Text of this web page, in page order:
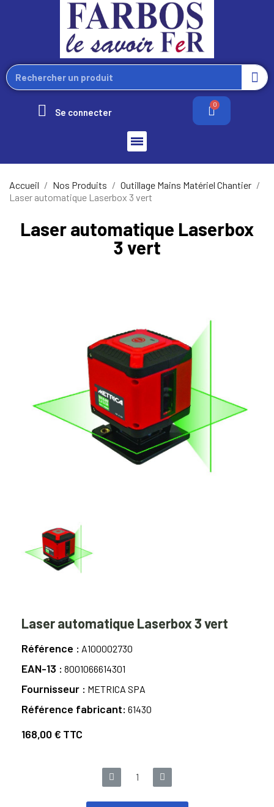
Se connecter
Accueil Nos Produits
Outillage Mains Matériel Chantier
Laser automatique Laserbox 3 vert
Laser automatique Laserbox
3 vert
Laser automatique Laserbox 3 vert
Référence A100002730
EAN-13 8001066614301
Fournisseur METRICA SPA
Référence fabricant 61430
168,00 € TTC